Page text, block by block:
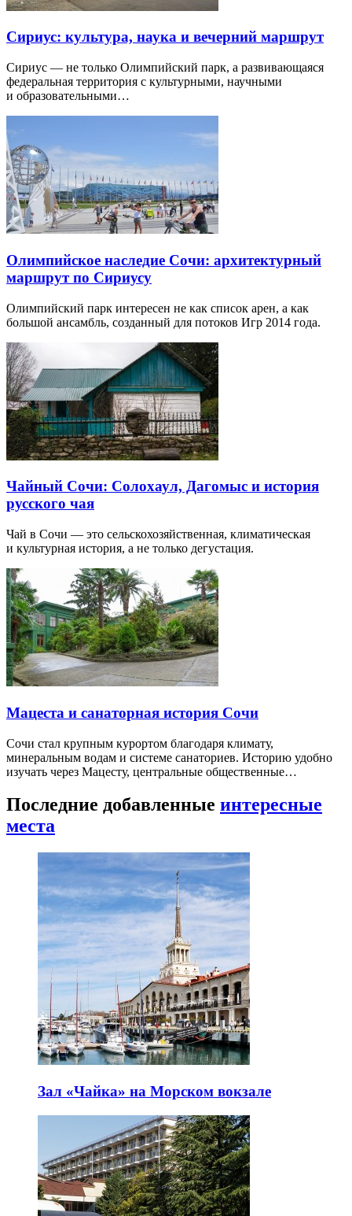
Сириус: культура, наука и вечерний маршрут
Сириус — не только Олимпийский парк, а развивающаяся
федеральная территория с культурными, научными
и образовательными…
Олимпийское наследие Сочи: архитектурный
маршрут по Сириусу
Олимпийский парк интересен не как список арен, а как
большой ансамбль, созданный для потоков Игр 2014 года.
Чайный Сочи: Солохаул, Дагомыс и история
русского чая
Чай в Сочи — это сельскохозяйственная, климатическая
и культурная история, а не только дегустация.
Мацеста и санаторная история Сочи
Сочи стал крупным курортом благодаря климату,
минеральным водам и системе санаториев. Историю удобно
изучать через Мацесту, центральные общественные…
Последние добавленные интересные
места
Зал «Чайка» на Морском вокзале